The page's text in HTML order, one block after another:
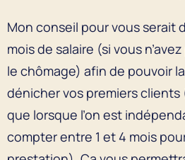
Mon conseil pour vous serait
mois de salaire (si vous
le chômage) afin de pouvoir
dénicher vos premiers
que lorsque l’on est
compter entre 1 et 4 mois